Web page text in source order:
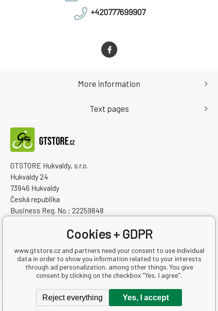
+420777699907
GTSTORE Hukvaldy, s.r.o.
Hukvaldy 24
73946 Hukvaldy
Česká republika
Business Reg. No.: 22259848
More information
Text pages
Copyright © 2026 GTSTORE Hukvaldy, s.r.o.
All rights reserved.
Cookies + GDPR
www.gtstore.cz and partners need your consent to use individual
data in order to show you information related to your interests
through ad personalization, among other things. You give
consent by clicking on the checkbox "Yes, I agree".
Reject everything Yes, I accept